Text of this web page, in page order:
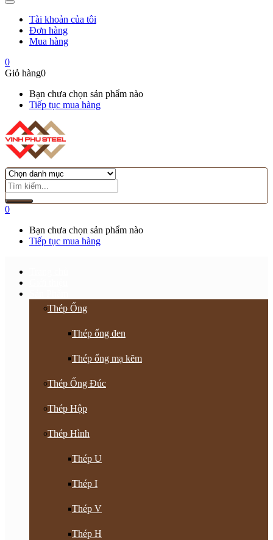
Tài khoản của tôi
Đơn hàng
Mua hàng
0
Giỏ hàng0
Bạn chưa chọn sản phẩm nào
Tiếp tục mua hàng
0
Bạn chưa chọn sản phẩm nào
Tiếp tục mua hàng
Thép Ống
Thép ống đen
Thép ống mạ kẽm
Thép Ống Đúc
Thép Hộp
Thép Hình
Thép U
Thép I
Thép V
Thép H